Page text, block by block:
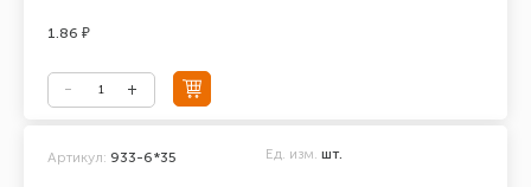
1.86 ₽
Артикул: 933-6*35 Ед. изм. шт.